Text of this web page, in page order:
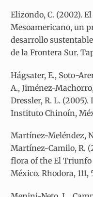
Elizondo, C. (2002).
Mesoamericano, un
desarrollo
de la Frontera Sur.
Hágsater, E., Soto-
A., Jiménez-
Dressler, R. L. (2005).
Instituto Chinoín,
Martínez-Meléndez,
Martínez-Camilo, R.
flora of the El Triunfo
México. Rhodora, 111,